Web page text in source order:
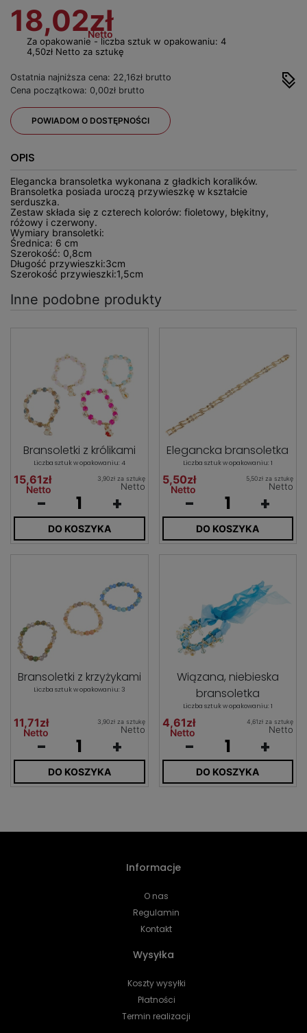
18,02zł
Netto
Za opakowanie - liczba sztuk w opakowaniu: 4
4,50zł Netto za sztukę
Ostatnia najniższa cena: 22,16zł brutto
Cena początkowa: 0,00zł brutto
POWIADOM O DOSTĘPNOŚCI
OPIS
Elegancka bransoletka wykonana z gładkich koralików.
Bransoletka posiada uroczą przywieszkę w kształcie
serduszka.
Zestaw składa się z czterech kolorów: fioletowy, błękitny,
różowy i czerwony.
Wymiary bransoletki:
Średnica: 6 cm
Szerokość: 0,8cm
Długość przywieszki:3cm
Szerokość przywieszki:1,5cm
Inne podobne produkty
Bransoletki z królikami
Liczba sztuk w opakowaniu: 4
15,61zł
Netto
3,90zł za sztukę
Netto
- +
DO KOSZYKA
Elegancka bransoletka
Liczba sztuk w opakowaniu: 1
5,50zł
Netto
5,50zł za sztukę
Netto
- +
DO KOSZYKA
Bransoletki z krzyżykami
Liczba sztuk w opakowaniu: 3
11,71zł
Netto
3,90zł za sztukę
Netto
- +
DO KOSZYKA
Wiązana, niebieska
bransoletka
Liczba sztuk w opakowaniu: 1
4,61zł
Netto
4,61zł za sztukę
Netto
- +
DO KOSZYKA
Informacje
O nas
Regulamin
Kontakt
Wysyłka
Koszty wysyłki
Płatności
Termin realizacji